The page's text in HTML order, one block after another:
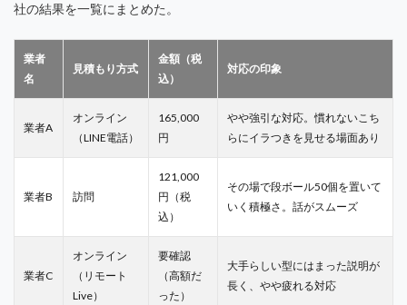
社の結果を一覧にまとめた。
業者
名
見積もり方式
金額（税
込）
対応の印象
業者A
オンライン
（LINE電話）
165,000
円
やや強引な対応。慣れないこち
らにイラつきを見せる場面あり
業者B 訪問
121,000
円（税
込）
その場で段ボール50個を置いて
いく積極さ。話がスムーズ
業者C
オンライン
（リモート
Live）
要確認
（高額だ
った）
大手らしい型にはまった説明が
長く、やや疲れる対応